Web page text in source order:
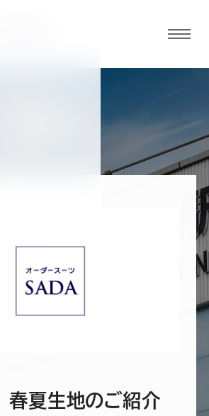
ーボ
タン
ー
ダ
ー
ー
ー
ダ
ー
ー
ー
ー
ー
夏生地のご紹介